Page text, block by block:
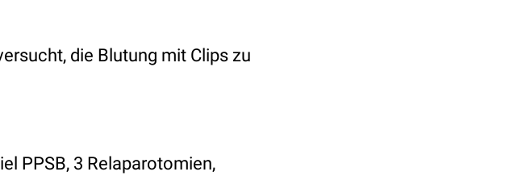
die Blutung mit Clips zu
PPSB, 3 Relaparotomien,